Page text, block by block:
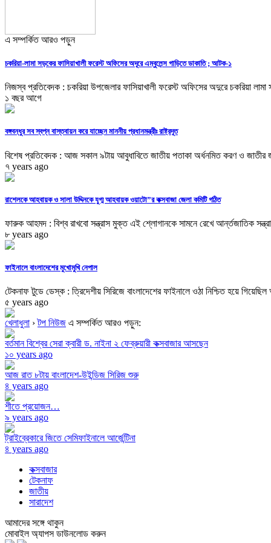
এ সম্পর্কিত আরও পড়ুন
চকরিয়া-লামা সড়কের ফাসিয়াখালী ফরেস্ট অফিসের অদূরে এম্বুলেন্স গাড়িতে ডাকাতি ; আটক-১
নিজস্ব প্রতিবেদক : চকরিয়া উপজেলার ফাসিয়াখালী ফরেস্ট অফিসের অদুরে চকরিয়া
১ বছর আগে
বঙ্গবন্ধুর সব স্বপ্ন বাস্তবায়ন করে যাচ্ছেন মাননীয় প্রধানমন্ত্রীঃ রাষ্ট্রদূত
বিশেষ প্রতিবেদক : আজ সকাল ৯টায় আবুধাবিতে জাতীয় পতাকা অর্ধনমিত করণ ও
৭ years ago
রাশেলকে আহবায়ক ও সালা উদ্দিনকে যুগ্ম আহবায়ক ওয়াটো”র কক্সবাজা জেলা কমিটি গঠিত
ফারুক আহমদ : বিশ্ব রাখবো সন্ত্রাস মুক্ত এই শ্লোগানকে সামনে রেখে আর্ন্তজাতিক
৮ years ago
ফাইনালে বাংলাদেশের মুখোমুখি নেপাল
টেকনাফ টুডে ডেস্ক : ত্রিদেশীয় সিরিজে বাংলাদেশের ফাইনালে ওঠা নিশ্চিত হয়ে
৫ years ago
খেলাধুলা ›টপ নিউজ এ সম্পর্কিত আরও পড়ুন:
বর্তমান বিশ্বের সেরা ক্বারী ড. নাইনা ২ ফেব্রুয়ারী কক্সবাজার আসছেন
১০ years ago
আজ রাত ৮টায় বাংলাদেশ-উইন্ডিজ সিরিজ শুরু
৪ years ago
শীতে প্রয়োজন…
৯ years ago
ট্রাইব্রেকারে জিতে সেমিফাইনালে আর্জেন্টিনা
৪ years ago
কক্সবাজার
টেকনাফ
জাতীয়
সারাদেশ
আমাদের সঙ্গে থাকুন
মোবাইল অ্যাপস ডাউনলোড করুন